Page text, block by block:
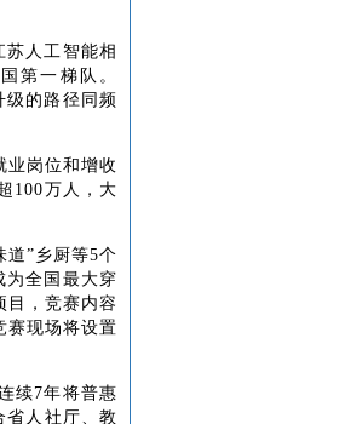
人工智能相
第一梯队。
级的路径同频
业岗位和增收
100万人，大
道”乡厨等5个
为全国最大穿
目，竞赛内容
赛现场将设置
续7年将普惠
省人社厅、教